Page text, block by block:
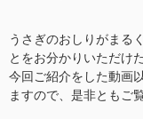
うさぎのおしりがまる
とをお分かりいただけ
今回ご紹介をした動画
ますので、是非ともご